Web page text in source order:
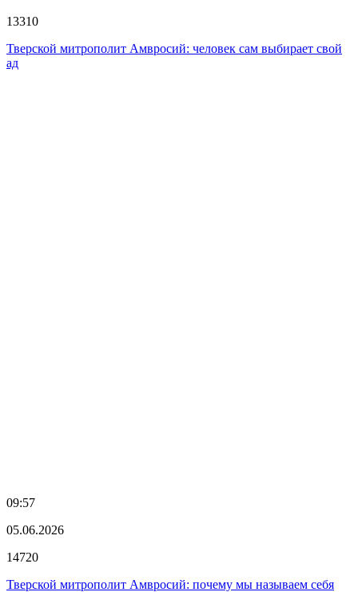
13310
Тверской митрополит Амвросий: человек сам выбирает свой
ад
09:57
05.06.2026
14720
Тверской митрополит Амвросий: почему мы называем себя